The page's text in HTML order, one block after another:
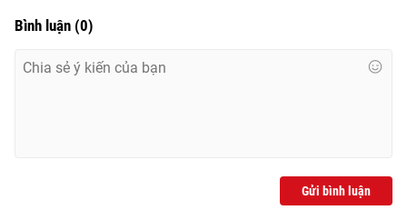
thuận bằng văn bản. Ghi rõ nguồn VTV.vn khi phát hành lại
Bình luận (0)
Gửi bình luận